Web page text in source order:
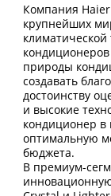
Компания
крупнейших
природы
создавать
достоинству
и высокие
кондиционер в
оптимальную
бюджета.
В премиум-